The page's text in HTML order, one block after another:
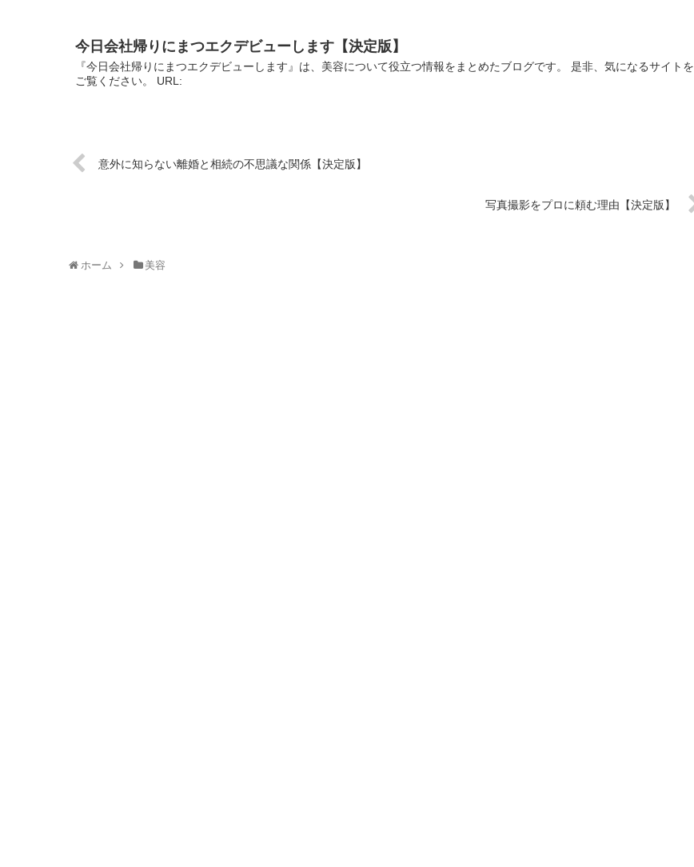
今日会社帰りにまつエクデビューします【決定版】
『今日会社帰りにまつエクデビューします』は、美容について役立つ情報をまとめたブログです。 是非、気になるサイトを
ご覧ください。 URL:
意外に知らない離婚と相続の不思議な関係【決定版】
写真撮影をプロに頼む理由【決定版】
ホーム 美容